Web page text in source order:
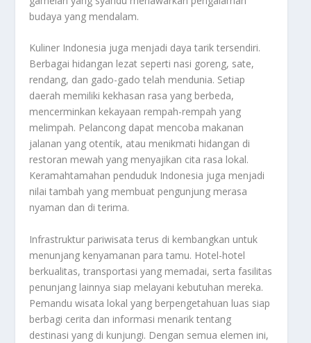
budaya yang mendalam.
Kuliner Indonesia juga menjadi daya tarik tersendiri.
Berbagai hidangan lezat seperti nasi goreng, sate,
rendang, dan gado-gado telah mendunia. Setiap
daerah memiliki kekhasan rasa yang berbeda,
mencerminkan kekayaan rempah-rempah yang
melimpah. Pelancong dapat mencoba makanan
jalanan yang otentik, atau menikmati hidangan di
restoran mewah yang menyajikan cita rasa lokal.
Keramahtamahan penduduk Indonesia juga menjadi
nilai tambah yang membuat pengunjung merasa
nyaman dan di terima.
Infrastruktur pariwisata terus di kembangkan untuk
menunjang kenyamanan para tamu. Hotel-hotel
berkualitas, transportasi yang memadai, serta fasilitas
penunjang lainnya siap melayani kebutuhan mereka.
Pemandu wisata lokal yang berpengetahuan luas siap
berbagi cerita dan informasi menarik tentang
destinasi yang di kunjungi. Dengan semua elemen ini,